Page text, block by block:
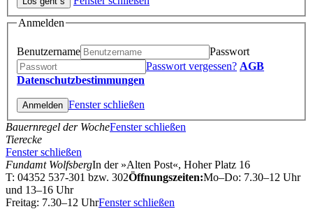
Anmelden
Benutzername
Passwort
Passwort vergessen? AGB
Datenschutzbestimmungen
Fenster schließen
Bauernregel der WocheFenster schließen
Tierecke
Fenster schließen
Fundamt WolfsbergIn der »Alten Post«, Hoher Platz 16
T: 04352 537-301 bzw. 302Öffnungszeiten:Mo–Do: 7.30–12 Uhr
und 13–16 Uhr
Freitag: 7.30–12 UhrFenster schließen